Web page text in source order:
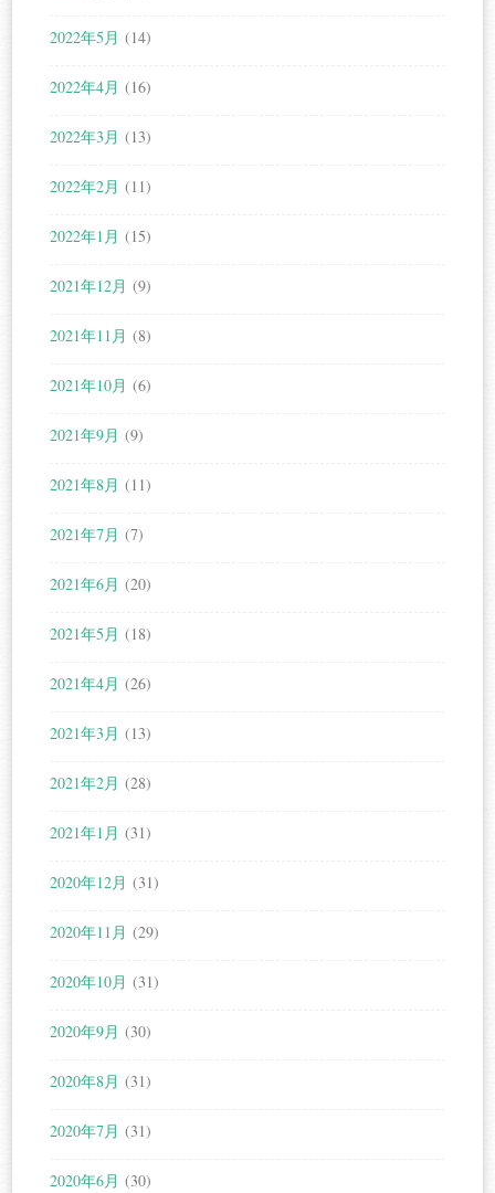
2022年5月 (14)
2022年4月 (16)
2022年3月 (13)
2022年2月 (11)
2022年1月 (15)
2021年12月 (9)
2021年11月 (8)
2021年10月 (6)
2021年9月 (9)
2021年8月 (11)
2021年7月 (7)
2021年6月 (20)
2021年5月 (18)
2021年4月 (26)
2021年3月 (13)
2021年2月 (28)
2021年1月 (31)
2020年12月 (31)
2020年11月 (29)
2020年10月 (31)
2020年9月 (30)
2020年8月 (31)
2020年7月 (31)
2020年6月 (30)